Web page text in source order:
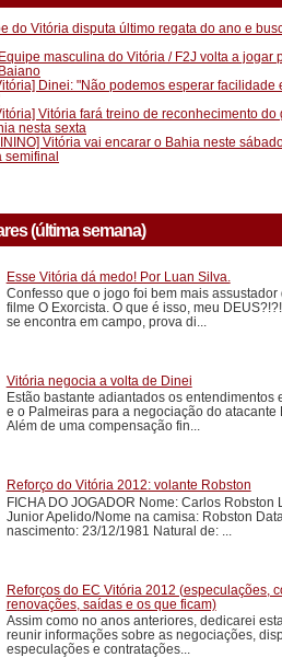
do Vitória disputa último regata do ano e
masculina do Vitória / F2J volta a jogar
Dinei: "Não podemos esperar facilidade
Vitória fará treino de reconhecimento do
nesta sexta
Vitória vai encarar o Bahia neste
semifinal
(última semana)
Esse Vitória dá medo! Por Luan Silva.
Confesso que o jogo foi bem mais assustador
filme O Exorcista. O que é isso, meu
se encontra em campo, prova di...
Vitória negocia a volta de Dinei
Estão bastante adiantados os entendimentos
e o Palmeiras para a negociação do atacante
Além de uma compensação fin...
Reforço do Vitória 2012: volante Robston
FICHA DO JOGADOR Nome: Carlos Robston
Junior Apelido/Nome na camisa: Robston
nascimento: 23/12/1981 Natural de: ...
Reforços do EC Vitória 2012 (especulações,
renovações, saídas e os que ficam)
Assim como no anos anteriores, dedicarei
reunir informações sobre as negociações,
especulações e contratações...